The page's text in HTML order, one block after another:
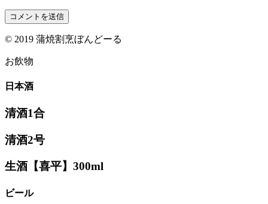
© 2019 蒲焼割烹ぼんどーる
お飲物
日本酒
清酒1合
清酒2号
生酒【喜平】300ml
ビール